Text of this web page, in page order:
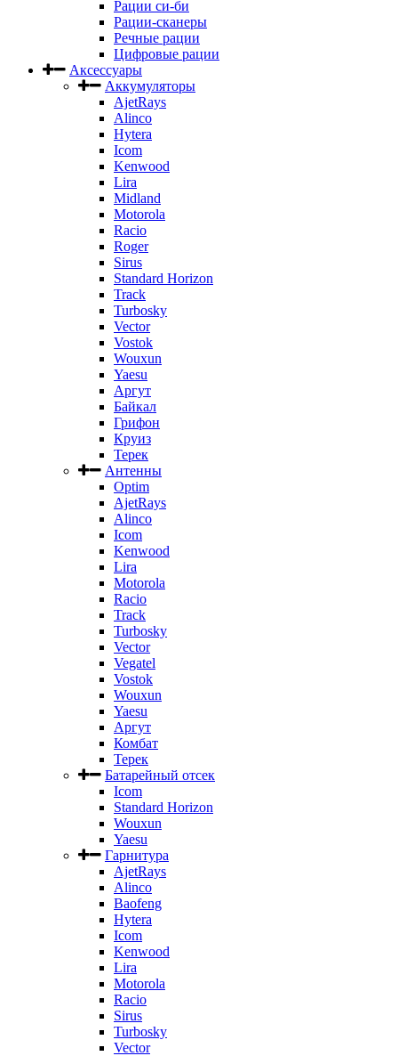
Рации си-би
Рации-сканеры
Речные рации
Цифровые рации
Аксессуары
Аккумуляторы
AjetRays
Alinco
Hytera
Icom
Kenwood
Lira
Midland
Motorola
Racio
Roger
Sirus
Standard Horizon
Track
Turbosky
Vector
Vostok
Wouxun
Yaesu
Аргут
Байкал
Грифон
Круиз
Терек
Антенны
Optim
AjetRays
Alinco
Icom
Kenwood
Lira
Motorola
Racio
Track
Turbosky
Vector
Vegatel
Vostok
Wouxun
Yaesu
Аргут
Комбат
Терек
Батарейный отсек
Icom
Standard Horizon
Wouxun
Yaesu
Гарнитура
AjetRays
Alinco
Baofeng
Hytera
Icom
Kenwood
Lira
Motorola
Racio
Sirus
Turbosky
Vector